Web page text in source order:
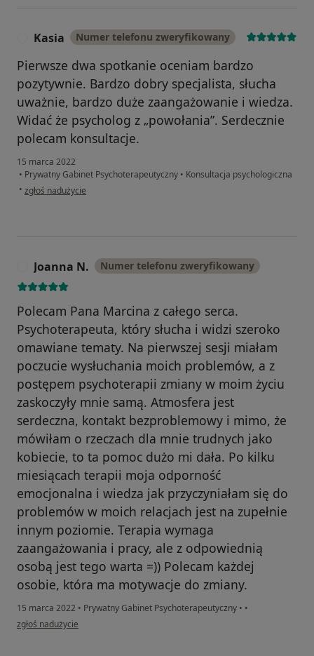
Kasia Numer telefonu zweryfikowany
Pierwsze dwa spotkanie oceniam bardzo
pozytywnie. Bardzo dobry specjalista, słucha
uważnie, bardzo duże zaangażowanie i wiedza.
Widać że psycholog z „powołania”. Serdecznie
polecam konsultacje.
15 marca 2022
• Prywatny Gabinet Psychoterapeutyczny • Konsultacja psychologiczna
• w opinii użytkownika Kasia
zgłoś nadużycie
Joanna N. Numer telefonu zweryfikowany
Polecam Pana Marcina z całego serca.
Psychoterapeuta, który słucha i widzi szeroko
omawiane tematy. Na pierwszej sesji miałam
poczucie wysłuchania moich problemów, a z
postępem psychoterapii zmiany w moim życiu
zaskoczyły mnie samą. Atmosfera jest
serdeczna, kontakt bezproblemowy i mimo, że
mówiłam o rzeczach dla mnie trudnych jako
kobiecie, to ta pomoc dużo mi dała. Po kilku
miesiącach terapii moja odporność
emocjonalna i wiedza jak przyczyniałam się do
problemów w moich relacjach jest na zupełnie
innym poziomie. Terapia wymaga
zaangażowania i pracy, ale z odpowiednią
osobą jest tego warta =)) Polecam każdej
osobie, która ma motywacje do zmiany.
15 marca 2022 • Prywatny Gabinet Psychoterapeutyczny • •
w opinii użytkownika Joanna N.
zgłoś nadużycie